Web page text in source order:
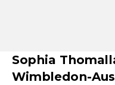
Sophia
Wimbledon-